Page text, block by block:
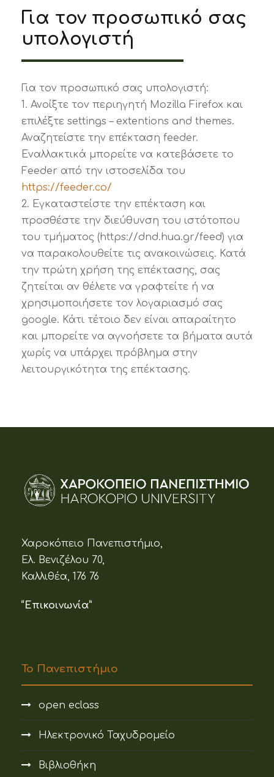
Για τον προσωπικό σας
υπολογιστή
Για τον προσωπικό σας υπολογιστή:
1. Ανοίξτε τον περιηγητή Mozilla Firefox και
επιλέξτε settings – extentions and themes.
Αναζητείστε την επέκταση feeder.
Εναλλακτικά μπορείτε να κατεβάσετε το
Feeder από την ιστοσελίδα του
https://feeder.co/
2. Εγκαταστείστε την επέκταση και
προσθέστε την διεύθυνση του ιστότοπου
του τμήματος (https://dnd.hua.gr/feed) για
να παρακολουθείτε τις ανακοινώσεις. Κατά
την πρώτη χρήση της επέκτασης, σας
ζητείται αν θέλετε να γραφτείτε ή να
χρησιμοποιήσετε τον λογαριασμό σας
google. Κάτι τέτοιο δεν είναι απαραίτητο
και μπορείτε να αγνοήσετε τα βήματα αυτά
χωρίς να υπάρχει πρόβλημα στην
λειτουργικότητα της επέκτασης.
Χαροκόπειο Πανεπιστήμιο,
Ελ. Βενιζέλου 70,
Καλλιθέα, 176 76
“Επικοινωνία”
Το Πανεπιστήμιο
open eclass
Ηλεκτρονικό Ταχυδρομείο
Βιβλιοθήκη